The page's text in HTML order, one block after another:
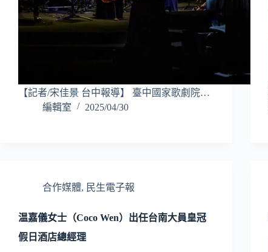
【記者/宋佳景 台中報導】 臺中國家歌劇院…
編輯室
2025/04/30
合作媒體, 民生電子報
温嘉儀女士（Coco Wen）出任台南大員皇冠
假日酒店總經理